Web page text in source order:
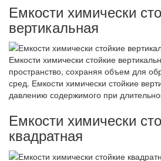
Емкости химически
вертикальная
Емкости химически стойкие
пространство, сохраняя объем для
сред. Емкости химически стойкие
давлению содержимого при
Емкости химически
квадратная